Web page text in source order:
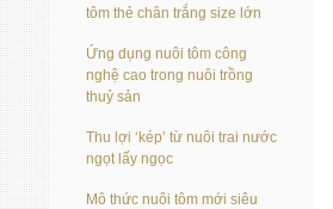
tôm thẻ chân trắng size lớn
Ứng dụng nuôi tôm công
nghệ cao trong nuôi trồng
thuỷ sản
Thu lợi ‘kép’ từ nuôi trai nước
ngọt lấy ngọc
Mô thức nuôi tôm mới siêu